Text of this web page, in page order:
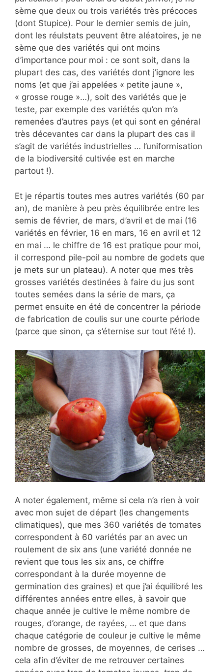
sème que deux ou trois variétés très précoces
(dont Stupice). Pour le dernier semis de juin,
dont les réulstats peuvent être aléatoires, je ne
sème que des variétés qui ont moins
d’importance pour moi : ce sont soit, dans la
plupart des cas, des variétés dont j’ignore les
noms (et que j’ai appelées « petite jaune »,
« grosse rouge »…), soit des variétés que je
teste, par exemple des variétés qu’on m’a
remenées d’autres pays (et qui sont en général
très décevantes car dans la plupart des cas il
s’agit de variétés industrielles … l’uniformisation
de la biodiversité cultivée est en marche
partout !).
Et je répartis toutes mes autres variétés (60 par
an), de manière à peu près équilibrée entre les
semis de février, de mars, d’avril et de mai (16
variétés en février, 16 en mars, 16 en avril et 12
en mai … le chiffre de 16 est pratique pour moi,
il correspond pile-poil au nombre de godets que
je mets sur un plateau). A noter que mes très
grosses variétés destinées à faire du jus sont
toutes semées dans la série de mars, ça
permet ensuite en été de concentrer la période
de fabrication de coulis sur une courte période
(parce que sinon, ça s’éternise sur tout l’été !).
A noter également, même si cela n’a rien à voir
avec mon sujet de départ (les changements
climatiques), que mes 360 variétés de tomates
correspondent à 60 variétés par an avec un
roulement de six ans (une variété donnée ne
revient que tous les six ans, ce chiffre
correspondant à la durée moyenne de
germination des graines) et que j’ai équilibré les
différentes années entre elles, à savoir que
chaque année je cultive le même nombre de
rouges, d’orange, de rayées, … et que dans
chaque catégorie de couleur je cultive le même
nombre de grosses, de moyennes, de cerises …
cela afin d’éviter de me retrouver certaines